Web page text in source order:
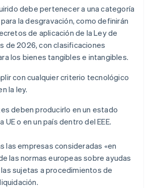
debe pertenecer a una categoría
la desgravación, como definirán
de aplicación de la Ley de
de 2026, con clasificaciones
los bienes tangibles e intangibles.
con cualquier criterio tecnológico
la ley.
deben producirlo en un estado
UE o en un país dentro del EEE.
las empresas consideradas «en
las normas europeas sobre ayudas
sujetas a procedimientos de